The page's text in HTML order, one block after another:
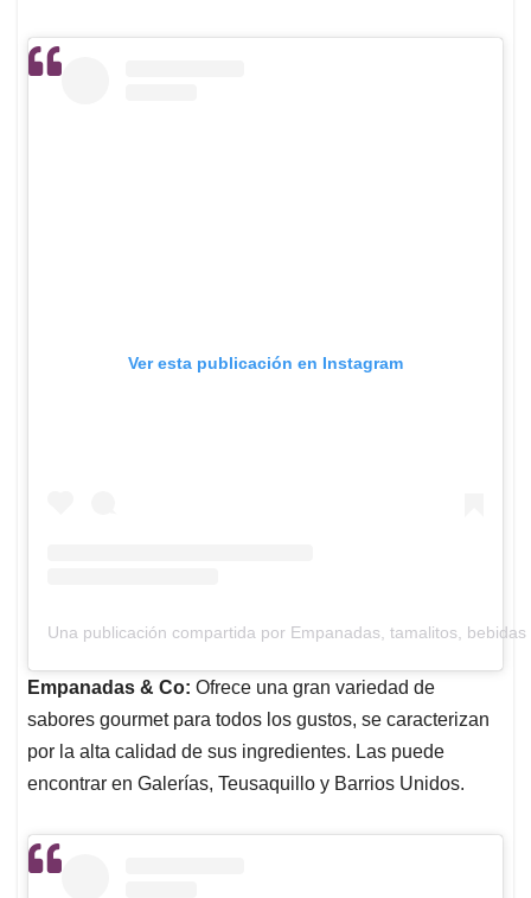
Ver esta publicación en Instagram
Una publicación compartida por Empanadas, tamalitos,
Empanadas & Co: Ofrece una gran variedad de
sabores gourmet para todos los gustos, se caracterizan
por la alta calidad de sus ingredientes. Las puede
encontrar en Galerías, Teusaquillo y Barrios Unidos.